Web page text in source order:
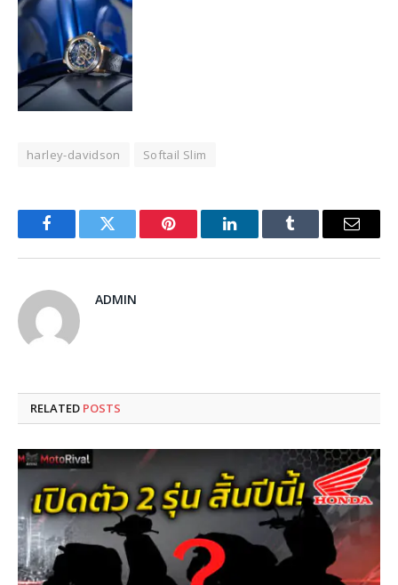
harley-davidson Softail Slim
FacebookTwitter Pinterest LinkedInTumblr Email
ADMIN
RELATED POSTS